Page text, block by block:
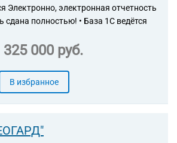
Электронно, электронная отчетность
сдана полностью! • База 1С ведётся
325 000 руб.
В избранное